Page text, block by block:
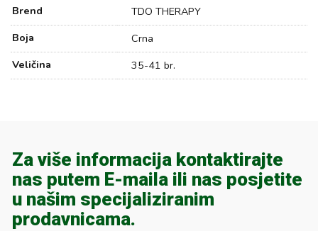
Brend
TDO THERAPY
Boja
Crna
Veličina
35-41 br.
Za više informacija kontaktirajte
nas putem E-maila ili nas posjetite
u našim specijaliziranim
prodavnicama.